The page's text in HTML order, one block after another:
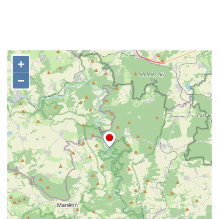
Liberci
Pamětní deska Vojtěcha Kocmicha na
domě čp. 37 v ulici Betlém v Římově
Pomník na paměť zrušení roboty v Plavu
Socha vodníka v Plavu
Socha svatého Jana Nepomuckého v
Třebušíně
Pamětní deska Johanna Nepomuka
Fischera na domě čp. 5/16 na třídě 9.
května v Rumburku
Pamětní deska Johanna Neumanna
severně od Tokáně